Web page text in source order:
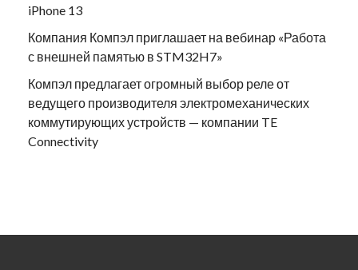
iPhone 13
Компания Компэл приглашает на вебинар «Работа
с внешней памятью в STM32H7»
Компэл предлагает огромный выбор реле от
ведущего производителя электромеханических
коммутирующих устройств — компании TE
Connectivity